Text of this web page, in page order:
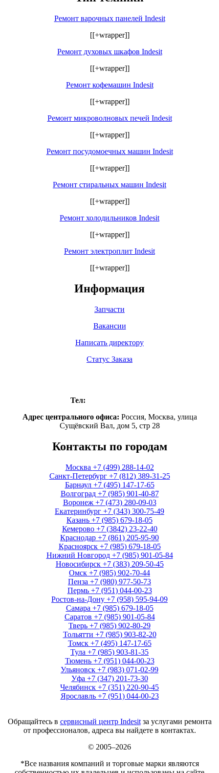
Ремонт варочных панелей Indesit
[[+wrapper]]
Ремонт духовых шкафов Indesit
[[+wrapper]]
Ремонт кофемашин Indesit
[[+wrapper]]
Ремонт микроволновых печей Indesit
[[+wrapper]]
Ремонт посудомоечных машин Indesit
[[+wrapper]]
Ремонт стиральных машин Indesit
[[+wrapper]]
Ремонт холодильников Indesit
[[+wrapper]]
Ремонт электроплит Indesit
[[+wrapper]]
Информация
Запчасти
Вакансии
Написать директору
Статус Заказа
Тел:
Адрес центрального офиса: Россия, Москва, улица
Сущёвский Вал, дом 5, стр 28
Контакты по городам
Москва +7 (499) 288-14-02
Санкт-Петербург +7 (812) 389-31-25
Барнаул +7 (495) 147-17-65
Волгоград +7 (985) 901-40-87
Воронеж +7 (473) 280-09-03
Екатеринбург +7 (343) 300-75-49
Казань +7 (985) 679-18-05
Кемерово +7 (3842) 23-22-40
Краснодар +7 (861) 205-95-90
Красноярск +7 (985) 679-18-05
Нижний Новгород +7 (985) 901-05-84
Новосибирск +7 (383) 209-50-45
Омск +7 (985) 902-70-44
Пенза +7 (980) 977-50-73
Пермь +7 (951) 044-00-23
Ростов-на-Дону +7 (958) 595-94-09
Самара +7 (985) 679-18-05
Саратов +7 (985) 901-05-84
Тверь +7 (985) 902-80-29
Тольятти +7 (985) 903-82-20
Томск +7 (495) 147-17-65
Тула +7 (985) 903-81-35
Тюмень +7 (951) 044-00-23
Ульяновск +7 (983) 071-02-99
Уфа +7 (347) 201-73-30
Челябинск +7 (351) 220-90-45
Ярославль +7 (951) 044-00-23
Обращайтесь в сервисный центр Indesitза услугами ремонта
от профессионалов, адреса вы найдете в контактах.
© 2005–2026
*Все названия компаний и торговые марки являются